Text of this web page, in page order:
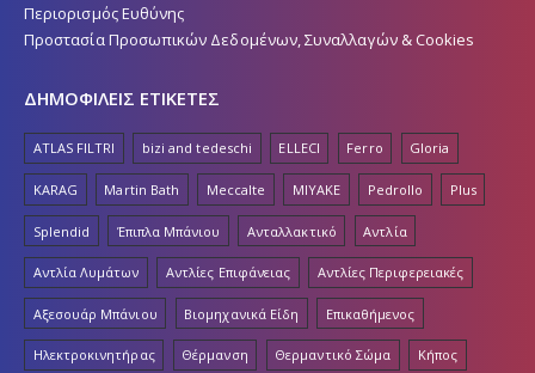
Περιορισμός Ευθύνης
Προστασία Προσωπικών Δεδομένων, Συναλλαγών & Cookies
ΔΗΜΟΦΙΛΕΙΣ ΕΤΙΚΕΤΕΣ
ATLAS FILTRI bizi and tedeschi ELLECI Ferro Gloria
KARAG Martin Bath Meccalte MIYAKE Pedrollo Plus
Splendid Έπιπλα Μπάνιου Ανταλλακτικό Αντλία
Αντλία Λυμάτων Αντλίες Επιφάνειας Αντλίες Περιφερειακές
Αξεσουάρ Μπάνιου Βιομηχανικά Είδη Επικαθήμενος
Ηλεκτροκινητήρας Θέρμανση Θερμαντικό Σώμα Κήπος